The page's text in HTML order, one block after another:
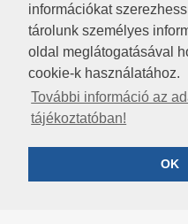
információkat
tárolunk személyes
oldal meglátogatásával
cookie-k használatához.
További információ az
tájékoztatóban!
OK
MÉDIAAJÁNLAT
KÖZÉRDEKŰ ADATOK
ADATVÉDELEM